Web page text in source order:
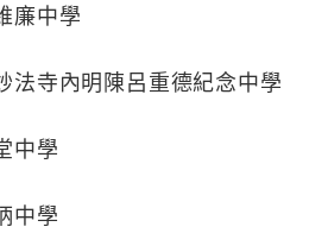
廉中學
法寺內明陳呂重德紀念中學
中學
中學